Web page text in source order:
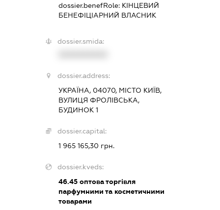
dossier.benefRole: КІНЦЕВИЙ
БЕНЕФІЦІАРНИЙ ВЛАСНИК
dossier.smida:
dossier.address:
УКРАЇНА, 04070, МІСТО КИЇВ,
ВУЛИЦЯ ФРОЛІВСЬКА,
БУДИНОК 1
dossier.capital:
1 965 165,30 грн.
dossier.kveds:
46.45оптова торгівля
парфумними та косметичними
товарами